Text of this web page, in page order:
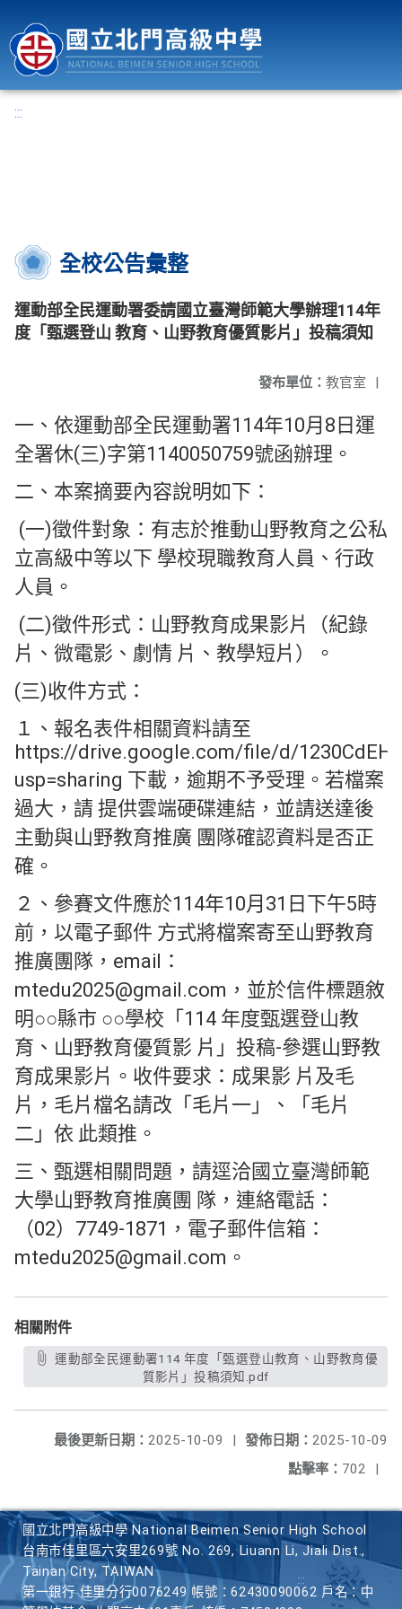
:::
全校公告彙整
運動部全民運動署委請國立臺灣師範大學辦理114年
度「甄選登山 教育、山野教育優質影片」投稿須知
發布單位： 教官室 |
一、依運動部全民運動署114年10月8日運
全署休(三)字第1140050759號函辦理。
二、本案摘要內容說明如下：
(一)徵件對象：有志於推動山野教育之公私
立高級中等以下 學校現職教育人員、行政
人員。
(二)徵件形式：山野教育成果影片（紀錄
片、微電影、劇情 片、教學短片）。
(三)收件方式：
１、報名表件相關資料請至
https://drive.google.com/file/d/
usp=sharing 下載，逾期不予受理。若檔案
過大，請 提供雲端硬碟連結，並請送達後
主動與山野教育推廣 團隊確認資料是否正
確。
２、參賽文件應於114年10月31日下午5時
前，以電子郵件 方式將檔案寄至山野教育
推廣團隊，email：
mtedu2025@gmail.com，並於信件標題敘
明○○縣市 ○○學校「114 年度甄選登山教
育、山野教育優質影 片」投稿-參選山野教
育成果影片。收件要求：成果影 片及毛
片，毛片檔名請改「毛片一」、「毛片
二」依 此類推。
三、甄選相關問題，請逕洽國立臺灣師範
大學山野教育推廣團 隊，連絡電話：
（02）7749-1871，電子郵件信箱：
mtedu2025@gmail.com。
相關附件
運動部全民運動署114 年度「甄選登山教育、山野教育優
質影片」投稿須知.pdf
發佈日期： 2025-10-09
最後更新日期： 2025-10-09
|
點擊率： 702 |
國立北門高級中學 National Beimen Senior High School
台南市佳里區六安里269號 No. 269, Liuann Li, Jiali Dist.,
Tainan City, TAIWAN
第一銀行 佳里分行0076249 帳號：62430090062 戶名：中